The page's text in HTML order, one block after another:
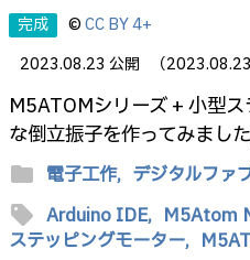
完成 ©CC BY 4+
2023.08.23 公開
（
M5ATOMシリーズ + 小型
な倒立振子を作ってみまし
folder 電子工作, デジタルファ
sell Arduino IDE, M5Atom
ステッピングモーター,